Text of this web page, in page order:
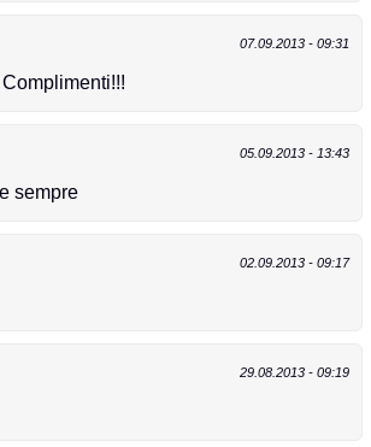
07.09.2013 - 09:31
05.09.2013 - 13:43
sempre
02.09.2013 - 09:17
29.08.2013 - 09:19